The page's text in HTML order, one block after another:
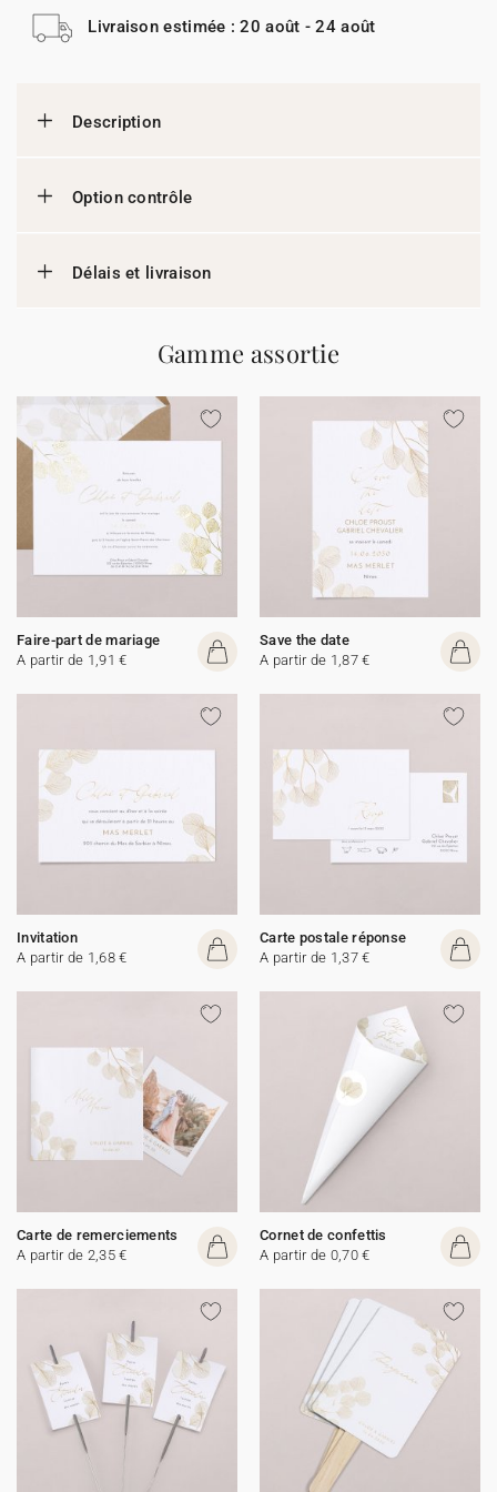
Livraison estimée : 20 août - 24 août
Description
Option contrôle
Délais et livraison
Gamme assortie
Faire-part de mariage
A partir de 1,91 €
Save the date
A partir de 1,87 €
Invitation
A partir de 1,68 €
Carte postale réponse
A partir de 1,37 €
Carte de remerciements
A partir de 2,35 €
Cornet de confettis
A partir de 0,70 €